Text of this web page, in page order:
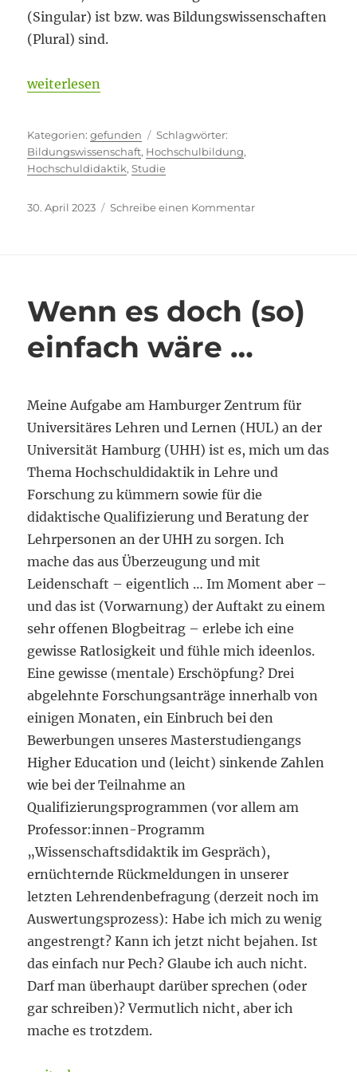
(Singular) ist bzw. was Bildungswissenschaften
(Plural) sind.
„Hochschulbildung? Fehlanzeige!“
weiterlesen
Kategorien
gefunden
Bildungswissenschaft, Hochschulbildung,
Hochschuldidaktik,Studie
Veröffentlicht
30. April 2023 Schreibe einen Kommentarzu
Wenn es doch (so)
einfach wäre …
Meine Aufgabe am Hamburger Zentrum für
Universitäres Lehren und Lernen (HUL) an der
Universität Hamburg (UHH) ist es, mich um das
Thema Hochschuldidaktik in Lehre und
Forschung zu kümmern sowie für die
didaktische Qualifizierung und Beratung der
Lehrpersonen an der UHH zu sorgen. Ich
mache das aus Überzeugung und mit
Leidenschaft – eigentlich … Im Moment aber –
und das ist (Vorwarnung) der Auftakt zu einem
sehr offenen Blogbeitrag – erlebe ich eine
gewisse Ratlosigkeit und fühle mich ideenlos.
Eine gewisse (mentale) Erschöpfung? Drei
abgelehnte Forschungsanträge innerhalb von
einigen Monaten, ein Einbruch bei den
Bewerbungen unseres Masterstudiengangs
Higher Education und (leicht) sinkende Zahlen
wie bei der Teilnahme an
Qualifizierungsprogrammen (vor allem am
Professor:innen-Programm
„Wissenschaftsdidaktik im Gespräch),
ernüchternde Rückmeldungen in unserer
letzten Lehrendenbefragung (derzeit noch im
Auswertungsprozess): Habe ich mich zu wenig
angestrengt? Kann ich jetzt nicht bejahen. Ist
das einfach nur Pech? Glaube ich auch nicht.
Darf man überhaupt darüber sprechen (oder
gar schreiben)? Vermutlich nicht, aber ich
mache es trotzdem.